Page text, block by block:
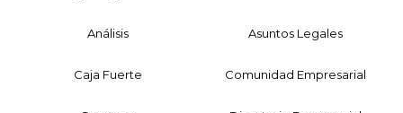
Análisis Asuntos Legales
Caja Fuerte Comunidad Empresarial